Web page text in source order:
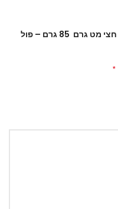
היה הראשון לכתוב סקירה “קרם מסדר חצי מט גרם 85 גרם – פול
*